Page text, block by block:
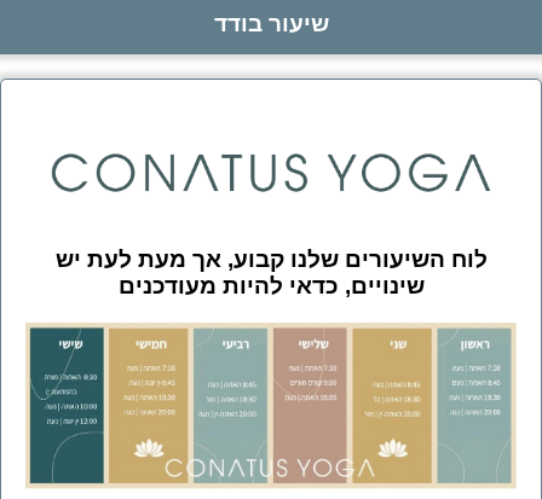
שיעור בודד
לוח השיעורים שלנו קבוע, אך מעת לעת יש
שינויים, כדאי להיות מעודכנים